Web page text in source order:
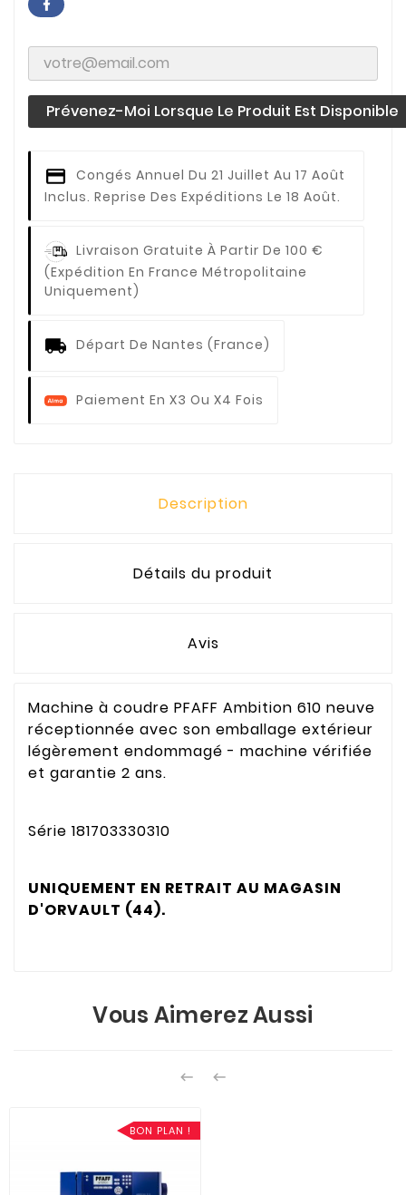
Prévenez-Moi Lorsque Le Produit Est Disponible
Congés Annuel Du 21 Juillet Au 17 Août
Inclus. Reprise Des Expéditions Le 18 Août.
Livraison Gratuite À Partir De 100 €
(expédition En France Métropolitaine
Uniquement)
Départ De Nantes (France)
Paiement En X3 Ou X4 Fois
Description
Détails du produit
Avis
Machine à coudre PFAFF Ambition 610 neuve
réceptionnée avec son emballage extérieur
légèrement endommagé - machine vérifiée
et garantie 2 ans.
Série 181703330310
UNIQUEMENT EN RETRAIT AU MAGASIN
D'ORVAULT (44).
Vous Aimerez Aussi
 
BON PLAN !